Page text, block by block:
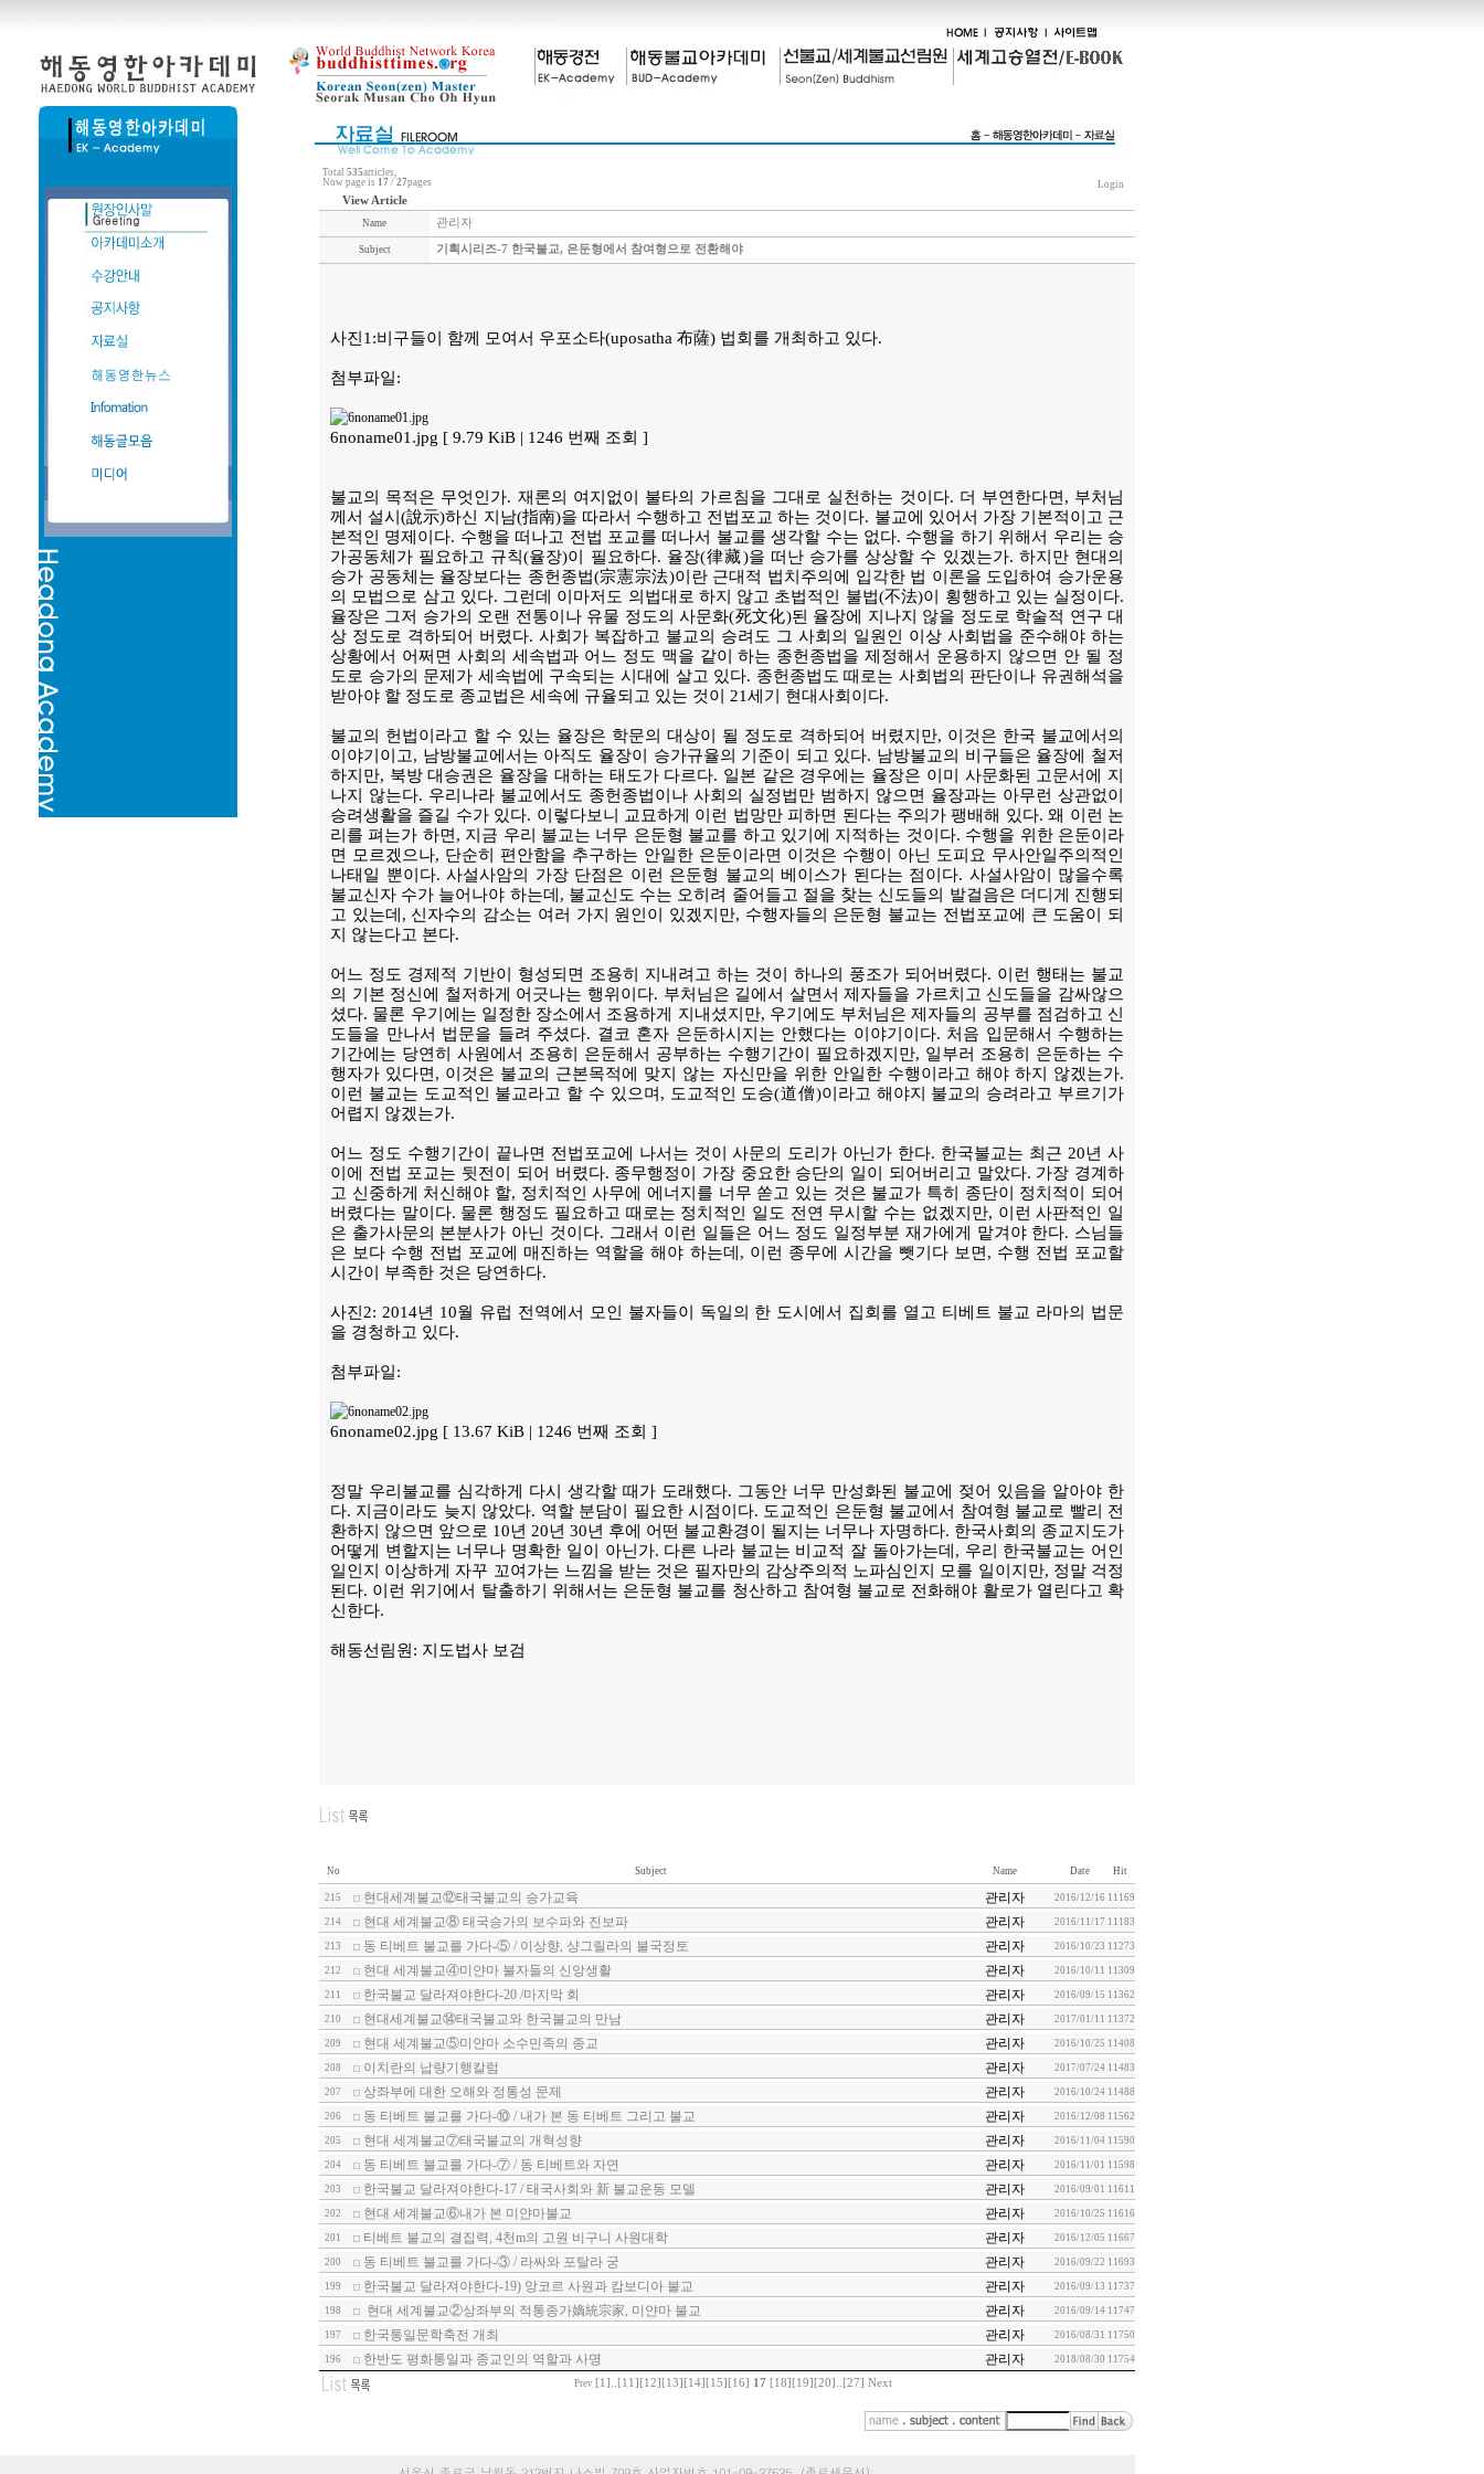
Total 535articles,
Now page is 17 / 27pages Login
View Article
Name 관리자
Subject 기획시리즈-7 한국불교, 은둔형에서 참여형으로 전환해야
사진1:비구들이 함께 모여서 우포소타(uposatha 布薩) 법회를 개최하고 있다.
첨부파일:
6noname01.jpg [ 9.79 KiB | 1246 번째 조회 ]
불교의 목적은 무엇인가. 재론의 여지없이 불타의 가르침을 그대로 실천하는 것이다. 더 부연한다면, 부처님
께서 설시(說示)하신 지남(指南)을 따라서 수행하고 전법포교 하는 것이다. 불교에 있어서 가장 기본적이고 근
본적인 명제이다. 수행을 떠나고 전법 포교를 떠나서 불교를 생각할 수는 없다. 수행을 하기 위해서 우리는 승
가공동체가 필요하고 규칙(율장)이 필요하다. 율장(律藏)을 떠난 승가를 상상할 수 있겠는가. 하지만 현대의
승가 공동체는 율장보다는 종헌종법(宗憲宗法)이란 근대적 법치주의에 입각한 법 이론을 도입하여 승가운용
의 모법으로 삼고 있다. 그런데 이마저도 의법대로 하지 않고 초법적인 불법(不法)이 횡행하고 있는 실정이다.
율장은 그저 승가의 오랜 전통이나 유물 정도의 사문화(死文化)된 율장에 지나지 않을 정도로 학술적 연구 대
상 정도로 격하되어 버렸다. 사회가 복잡하고 불교의 승려도 그 사회의 일원인 이상 사회법을 준수해야 하는
상황에서 어쩌면 사회의 세속법과 어느 정도 맥을 같이 하는 종헌종법을 제정해서 운용하지 않으면 안 될 정
도로 승가의 문제가 세속법에 구속되는 시대에 살고 있다. 종헌종법도 때로는 사회법의 판단이나 유권해석을
받아야 할 정도로 종교법은 세속에 규율되고 있는 것이 21세기 현대사회이다.
불교의 헌법이라고 할 수 있는 율장은 학문의 대상이 될 정도로 격하되어 버렸지만, 이것은 한국 불교에서의
이야기이고, 남방불교에서는 아직도 율장이 승가규율의 기준이 되고 있다. 남방불교의 비구들은 율장에 철저
하지만, 북방 대승권은 율장을 대하는 태도가 다르다. 일본 같은 경우에는 율장은 이미 사문화된 고문서에 지
나지 않는다. 우리나라 불교에서도 종헌종법이나 사회의 실정법만 범하지 않으면 율장과는 아무런 상관없이
승려생활을 즐길 수가 있다. 이렇다보니 교묘하게 이런 법망만 피하면 된다는 주의가 팽배해 있다. 왜 이런 논
리를 펴는가 하면, 지금 우리 불교는 너무 은둔형 불교를 하고 있기에 지적하는 것이다. 수행을 위한 은둔이라
면 모르겠으나, 단순히 편안함을 추구하는 안일한 은둔이라면 이것은 수행이 아닌 도피요 무사안일주의적인
나태일 뿐이다. 사설사암의 가장 단점은 이런 은둔형 불교의 베이스가 된다는 점이다. 사설사암이 많을수록
불교신자 수가 늘어나야 하는데, 불교신도 수는 오히려 줄어들고 절을 찾는 신도들의 발걸음은 더디게 진행되
고 있는데, 신자수의 감소는 여러 가지 원인이 있겠지만, 수행자들의 은둔형 불교는 전법포교에 큰 도움이 되
지 않는다고 본다.
어느 정도 경제적 기반이 형성되면 조용히 지내려고 하는 것이 하나의 풍조가 되어버렸다. 이런 행태는 불교
의 기본 정신에 철저하게 어긋나는 행위이다. 부처님은 길에서 살면서 제자들을 가르치고 신도들을 감싸않으
셨다. 물론 우기에는 일정한 장소에서 조용하게 지내셨지만, 우기에도 부처님은 제자들의 공부를 점검하고 신
도들을 만나서 법문을 들려 주셨다. 결코 혼자 은둔하시지는 안했다는 이야기이다. 처음 입문해서 수행하는
기간에는 당연히 사원에서 조용히 은둔해서 공부하는 수행기간이 필요하겠지만, 일부러 조용히 은둔하는 수
행자가 있다면, 이것은 불교의 근본목적에 맞지 않는 자신만을 위한 안일한 수행이라고 해야 하지 않겠는가.
이런 불교는 도교적인 불교라고 할 수 있으며, 도교적인 도승(道僧)이라고 해야지 불교의 승려라고 부르기가
어렵지 않겠는가.
어느 정도 수행기간이 끝나면 전법포교에 나서는 것이 사문의 도리가 아닌가 한다. 한국불교는 최근 20년 사
이에 전법 포교는 뒷전이 되어 버렸다. 종무행정이 가장 중요한 승단의 일이 되어버리고 말았다. 가장 경계하
고 신중하게 처신해야 할, 정치적인 사무에 에너지를 너무 쏟고 있는 것은 불교가 특히 종단이 정치적이 되어
버렸다는 말이다. 물론 행정도 필요하고 때로는 정치적인 일도 전연 무시할 수는 없겠지만, 이런 사판적인 일
은 출가사문의 본분사가 아닌 것이다. 그래서 이런 일들은 어느 정도 일정부분 재가에게 맡겨야 한다. 스님들
은 보다 수행 전법 포교에 매진하는 역할을 해야 하는데, 이런 종무에 시간을 뺏기다 보면, 수행 전법 포교할
시간이 부족한 것은 당연하다.
사진2: 2014년 10월 유럽 전역에서 모인 불자들이 독일의 한 도시에서 집회를 열고 티베트 불교 라마의 법문
을 경청하고 있다.
첨부파일:
6noname02.jpg [ 13.67 KiB | 1246 번째 조회 ]
정말 우리불교를 심각하게 다시 생각할 때가 도래했다. 그동안 너무 만성화된 불교에 젖어 있음을 알아야 한
다. 지금이라도 늦지 않았다. 역할 분담이 필요한 시점이다. 도교적인 은둔형 불교에서 참여형 불교로 빨리 전
환하지 않으면 앞으로 10년 20년 30년 후에 어떤 불교환경이 될지는 너무나 자명하다. 한국사회의 종교지도가
어떻게 변할지는 너무나 명확한 일이 아닌가. 다른 나라 불교는 비교적 잘 돌아가는데, 우리 한국불교는 어인
일인지 이상하게 자꾸 꼬여가는 느낌을 받는 것은 필자만의 감상주의적 노파심인지 모를 일이지만, 정말 걱정
된다. 이런 위기에서 탈출하기 위해서는 은둔형 불교를 청산하고 참여형 불교로 전화해야 활로가 열린다고 확
신한다.
해동선림원: 지도법사 보검
No Subject Name Date Hit
215 현대세계불교⑫태국불교의 승가교육 관리자 2016/12/16 11169
214 현대 세계불교⑧ 태국승가의 보수파와 진보파 관리자 2016/11/17 11183
213 동 티베트 불교를 가다-⑤ / 이상향, 샹그릴라의 불국정토 관리자 2016/10/23 11273
212 현대 세계불교④미얀마 불자들의 신앙생활 관리자 2016/10/11 11309
211 한국불교 달라져야한다-20 /마지막 회 관리자 2016/09/15 11362
210 현대세계불교⑭태국불교와 한국불교의 만남 관리자 2017/01/11 11372
209 현대 세계불교⑤미얀마 소수민족의 종교 관리자 2016/10/25 11408
208 이치란의 납량기행칼럼 관리자 2017/07/24 11483
207 상좌부에 대한 오해와 정통성 문제 관리자 2016/10/24 11488
206 동 티베트 불교를 가다-⑩ / 내가 본 동 티베트 그리고 불교 관리자 2016/12/08 11562
205 현대 세계불교⑦태국불교의 개혁성향 관리자 2016/11/04 11590
204 동 티베트 불교를 가다-⑦ / 동 티베트와 자연 관리자 2016/11/01 11598
203 한국불교 달라져야한다-17 / 태국사회와 新 불교운동 모델 관리자 2016/09/01 11611
202 현대 세계불교⑥내가 본 미얀마불교 관리자 2016/10/25 11616
201 티베트 불교의 결집력, 4천m의 고원 비구니 사원대학 관리자 2016/12/05 11667
200 동 티베트 불교를 가다-③ / 라싸와 포탈라 궁 관리자 2016/09/22 11693
199 한국불교 달라져야한다-19) 앙코르 사원과 캄보디아 불교 관리자 2016/09/13 11737
198 현대 세계불교②상좌부의 적통종가嫡統宗家, 미얀마 불교 관리자 2016/09/14 11747
197 한국통일문학축전 개최 관리자 2016/08/31 11750
196 한반도 평화통일과 종교인의 역할과 사명 관리자 2018/08/30 11754
Prev [1] [11] [12] [13] [14] [15] [16] 17 [18] [19] [20] [27] Next